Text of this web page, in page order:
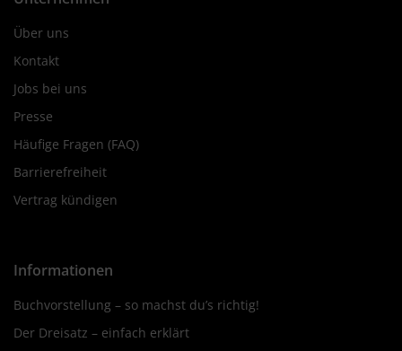
Über uns
Kontakt
Jobs bei uns
Presse
Häufige Fragen (FAQ)
Barrierefreiheit
Vertrag kündigen
Informationen
Buchvorstellung – so machst du’s richtig!
Der Dreisatz – einfach erklärt